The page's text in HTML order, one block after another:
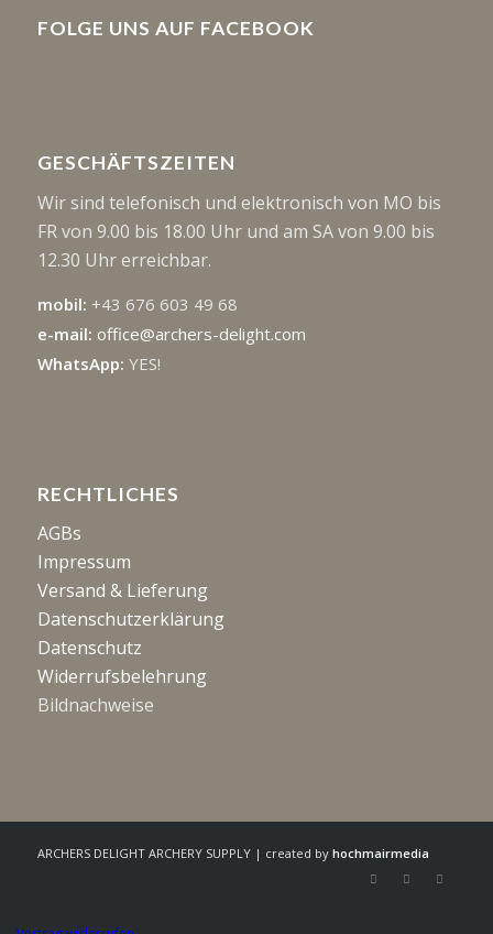
FOLGE UNS AUF FACEBOOK
GESCHÄFTSZEITEN
Wir sind telefonisch und elektronisch von MO bis
FR von 9.00 bis 18.00 Uhr und am SA von 9.00 bis
12.30 Uhr erreichbar.
mobil: +43 676 603 49 68
e-mail: office@archers-delight.com
WhatsApp: YES!
RECHTLICHES
AGBs
Impressum
Versand & Lieferung
Datenschutzerklärung
Datenschutz
Widerrufsbelehrung
Bildnachweise
ARCHERS DELIGHT ARCHERY SUPPLY | created by hochmairmedia